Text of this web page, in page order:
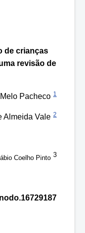
de crianças
revisão de
Pacheco 1
Almeida Vale 2
Coelho Pinto 3